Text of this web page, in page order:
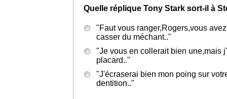
Quelle réplique Tony Stark sort-il à
"Faut vous ranger,Rogers,vous
casser du méchant.."
"Je vous en collerait bien une,mais
placard.."
"J'écraserai bien mon poing sur
dentition.."